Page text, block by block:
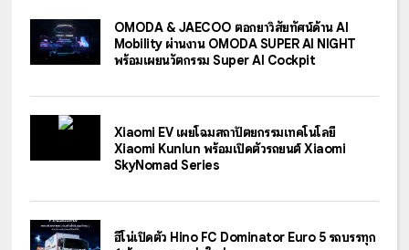
OMODA & JAECOO ตอกย้ำวิสัยทัศน์ด้าน AI
Mobility ผ่านงาน OMODA SUPER AI NIGHT
พร้อมเผยนวัตกรรม Super AI Cockpit
Xiaomi EV เผยโฉมสถาปัตยกรรมเทคโนโลยี
Xiaomi Kunlun พร้อมเปิดตัวรถยนต์ Xiaomi
SkyNomad Series
ฮีโน่เปิดตัว Hino FC Dominator Euro 5 รถบรรทุก